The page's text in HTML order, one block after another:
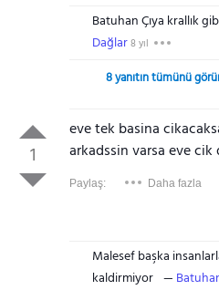
Batuhan Çıya krallık
Dağlar8 yıl
8 yanıtın tümünü
1
eve tek basina
arkadssin varsa eve cik
Paylaş: Daha fazla
Malesef başka
kaldirmiyor